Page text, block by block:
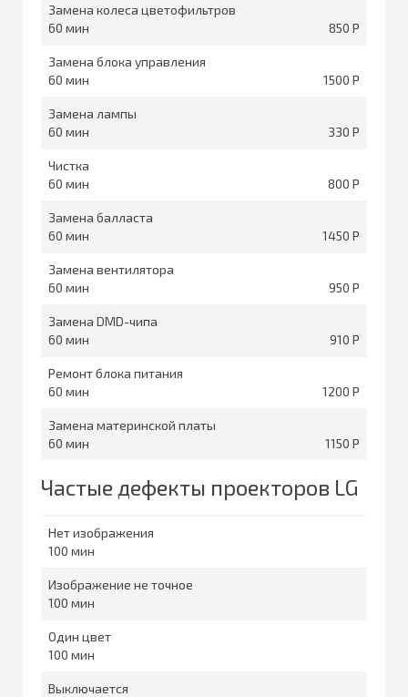
Замена колеса цветофильтров
60
850
Замена блока управления
60
1500
Замена лампы
60
330
Чистка
60
800
Замена балласта
60
1450
Замена вентилятора
60
950
Замена DMD-чипа
60
910
Ремонт блока питания
60
1200
Замена материнской платы
60
1150
Частые дефекты проекторов LG
Нет изображения
100
Изображение не точное
100
Один цвет
100
Выключается